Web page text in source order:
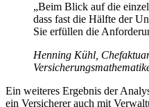
„Beim Blick auf die
dass fast die Hälfte der
Sie erfüllen die
Henning Kühl,
Ein weiteres Ergebnis der
ein Versicherer auch mit